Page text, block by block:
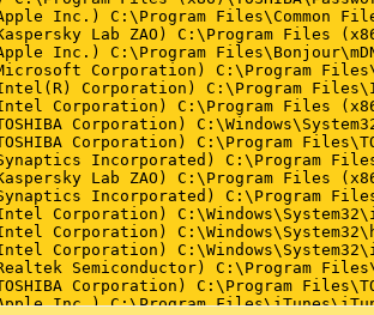
Inc.) C:\Program Files\Common
Lab ZAO) C:\Program Files
Inc.) C:\Program
Corporation) C:\Program
Corporation) C:\Program
Corporation) C:\Program Files
Corporation)
Corporation) C:\Program
Incorporated) C:\Program
Lab ZAO) C:\Program Files
Incorporated) C:\Program
Corporation)
Corporation)
Corporation)
Semiconductor) C:\Program
Corporation) C:\Program
Inc.) C:\Program